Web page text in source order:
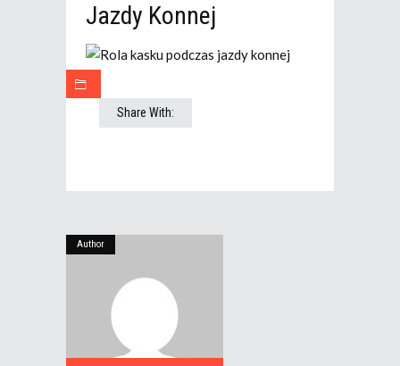
Jazdy Konnej
Share With:
Author